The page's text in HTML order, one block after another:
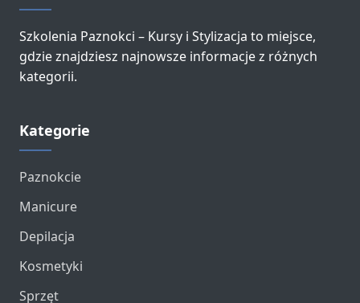
Szkolenia Paznokci – Kursy i Stylizacja to miejsce,
gdzie znajdziesz najnowsze informacje z różnych
kategorii.
Kategorie
Paznokcie
Manicure
Depilacja
Kosmetyki
Sprzęt